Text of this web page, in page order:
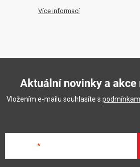
Více informací
Aktuální novinky a akce
Vložením e-mailu souhlasíte s